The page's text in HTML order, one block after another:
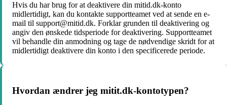
Hvis du har brug for at deaktivere din mitid.dk-konto
midlertidigt, kan du kontakte supportteamet ved at sende en e-
mail til support@mitid.dk. Forklar grunden til deaktivering og
angiv den ønskede tidsperiode for deaktivering. Supportteamet
vil behandle din anmodning og tage de nødvendige skridt for at
midlertidigt deaktivere din konto i den specificerede periode.
Hvordan ændrer jeg mitit.dk-kontotypen?